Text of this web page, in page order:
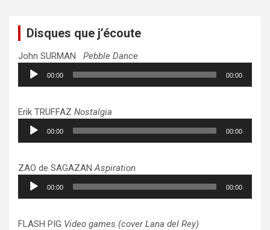
Disques que j’écoute
John SURMAN Pebble Dance
Lecteur
audio
00:00 00:00
Erik TRUFFAZ Nostalgia
Lecteur
audio
00:00 00:00
ZAO de SAGAZANAspiration
Lecteur
audio
00:00 00:00
FLASH PIG Video games (cover Lana del Rey)